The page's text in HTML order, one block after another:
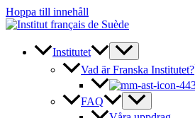
Hoppa till innehåll
Institutet
Vad är Franska Institutet?
FAQ